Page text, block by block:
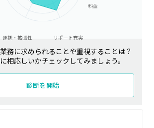
料金
サポート充実
連携・拡張性
務に求められることや重視することは？
相応しいかチェックしてみましょう。
診断を開始